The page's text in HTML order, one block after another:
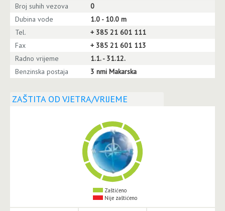
Broj suhih vezova
0
Dubina vode
1.0 - 10.0 m
Tel.
+ 385 21 601 111
Fax
+ 385 21 601 113
Radno vrijeme
1.1. - 31.12.
Benzinska postaja
3 nmi Makarska
ZAŠTITA OD VJETRA/VRIJEME
Zaštićeno
Nije zaštićeno